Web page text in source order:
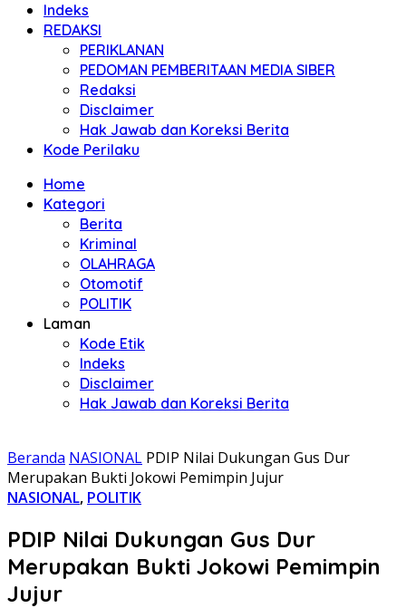
Indeks
REDAKSI
PERIKLANAN
PEDOMAN PEMBERITAAN MEDIA SIBER
Redaksi
Disclaimer
Hak Jawab dan Koreksi Berita
Kode Perilaku
Home
Kategori
Berita
Kriminal
OLAHRAGA
Otomotif
POLITIK
Laman
Kode Etik
Indeks
Disclaimer
Hak Jawab dan Koreksi Berita
Beranda NASIONAL PDIP Nilai Dukungan Gus Dur
Merupakan Bukti Jokowi Pemimpin Jujur
NASIONAL, POLITIK
PDIP Nilai Dukungan Gus Dur
Merupakan Bukti Jokowi Pemimpin
Jujur